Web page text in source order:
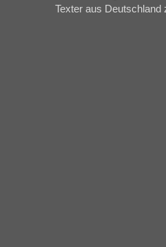
Texter aus